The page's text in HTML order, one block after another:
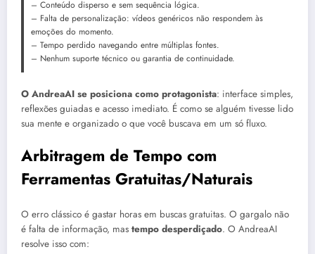
– Conteúdo disperso e sem sequência lógica.
– Falta de personalização: vídeos genéricos não respondem às
emoções do momento.
– Tempo perdido navegando entre múltiplas fontes.
– Nenhum suporte técnico ou garantia de continuidade.
O AndreaAI se posiciona como protagonista: interface simples,
reflexões guiadas e acesso imediato. É como se alguém tivesse lido
sua mente e organizado o que você buscava em um só fluxo.
Arbitragem de Tempo com
Ferramentas Gratuitas/Naturais
O erro clássico é gastar horas em buscas gratuitas. O gargalo não
é falta de informação, mas tempo desperdiçado. O AndreaAI
resolve isso com: